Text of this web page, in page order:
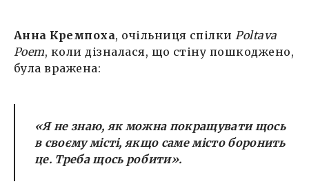
Анна Кремпоха, очільниця спілки Poltava
Poem, коли дізналася, що стіну пошкоджено,
була вражена:
«Я не знаю, як можна покращувати щось
в своєму місті, якщо саме місто боронить
це. Треба щось робити».